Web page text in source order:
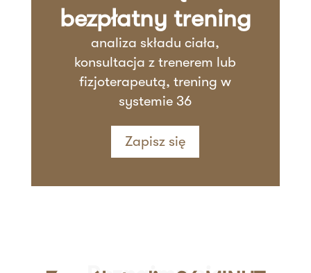
bezpłatny trening
analiza składu ciała,
konsultacja z trenerem lub
fizjoterapeutą, trening w
systemie 36
Zapisz się